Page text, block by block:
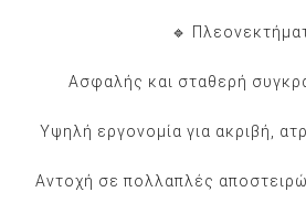
🔹
Ασφαλής και σταθερή
Υψηλή εργονομία για ακριβή,
Αντοχή σε πολλαπλές